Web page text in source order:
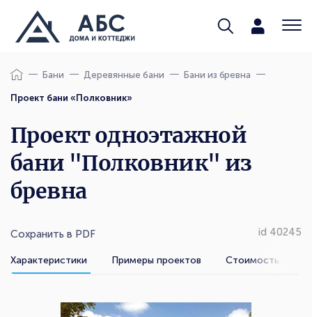
Бани Деревянные бани Бани из бревна
Проект бани «Полковник»
Проект одноэтажной
бани "Полковник" из
бревна
Сохранить в PDF id 40245
Характеристики Примеры проектов Стоимость услуг